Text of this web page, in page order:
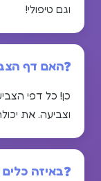
וגם טיפולי!
האם דף
כן! כל דפי
וצביעה. את
באיזה